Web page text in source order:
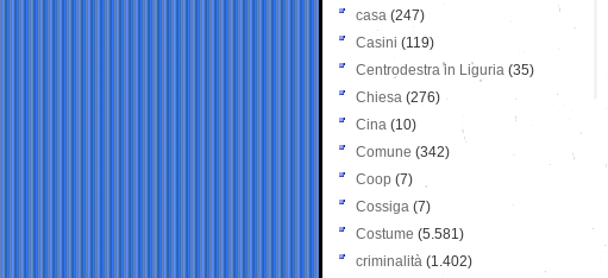
casa (247)
Casini (119)
Centrodestra in Liguria (35)
Chiesa (276)
Cina (10)
Comune (342)
Coop (7)
Cossiga (7)
Costume (5.581)
criminalità (1.402)